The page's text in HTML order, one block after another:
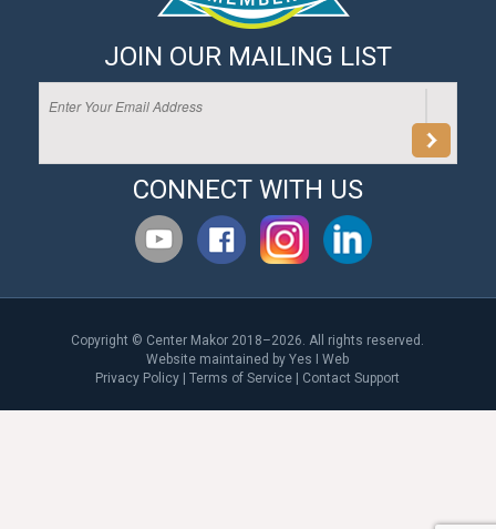
JOIN OUR MAILING LIST
CONNECT WITH US
Copyright © Center Makor 2018–2026. All rights reserved.
Website maintained byYes I Web
Privacy Policy |Terms of Service | Contact Support